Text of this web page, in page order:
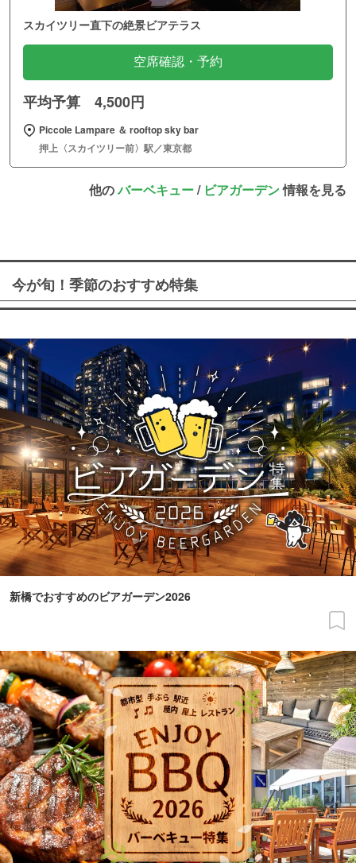
スカイツリー直下の絶景ビアテラス
空席確認・予約
平均予算 4,500円
Piccole Lampare ＆ rooftop sky bar
押上〈スカイツリー前〉駅／東京都
他のバーベキュー/ ビアガーデン情報を見る
今が旬！季節のおすすめ特集
新橋でおすすめのビアガーデン2026